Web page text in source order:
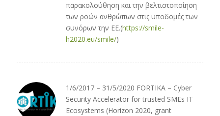
παρακολούθηση και την βελτιστοποίηση
των ροών ανθρώπων στις υποδομές των
συνόρων την ΕΕ.(https://smile-
h2020.eu/smile/)
1/6/2017 – 31/5/2020 FORTIKA – Cyber
Security Accelerator for trusted SMEs IT
Ecosystems (Horizon 2020, grant